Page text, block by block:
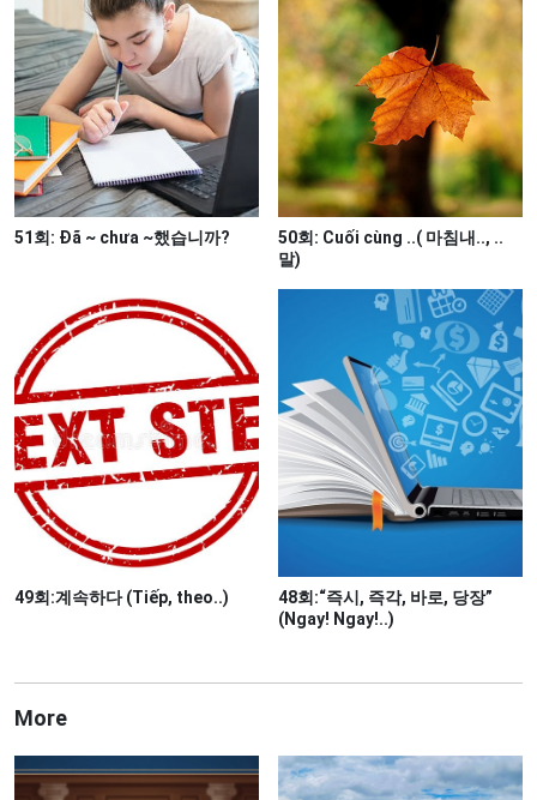
51회: Đã ~ chưa ~했습니까?
50회: Cuối cùng ..( 마침내.., ..
말)
49회:계속하다 (Tiếp, theo..)
48회:“즉시, 즉각, 바로, 당장”
(Ngay! Ngay!..)
More